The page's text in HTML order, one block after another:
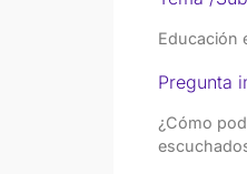
Educación
Pregunta
¿Cómo